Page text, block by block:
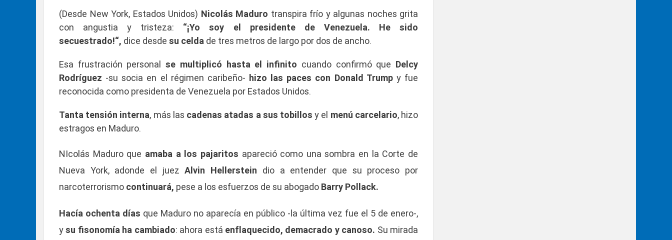
(Desde New York, Estados Unidos) Nicolás Maduro transpira frío y algunas noches grita
con angustia y tristeza: “¡Yo soy el presidente de Venezuela. He sido
secuestrado!“, dice desde su celda de tres metros de largo por dos de ancho.
Esa frustración personalse multiplicó hasta el infinito cuando confirmó que Delcy
Rodríguez -su socia en el régimen caribeño- hizo las paces con Donald Trump y fue
reconocida como presidenta de Venezuela por Estados Unidos.
Tanta tensión interna, más las cadenas atadas a sus tobillosy el menú carcelario, hizo
estragos en Maduro.
NIcolás Maduro que amaba a los pajaritos apareció como una sombra en la Corte de
Nueva York, adonde el juez Alvin Hellerstein dio a entender que su proceso por
narcoterrorismo continuará, pese a los esfuerzos de su abogado Barry Pollack.
Hacía ochenta días que Maduro no aparecía en público -la última vez fue el 5 de enero-,
ysu fisonomía ha cambiado: ahora está enflaquecido, demacrado y canoso. Su mirada